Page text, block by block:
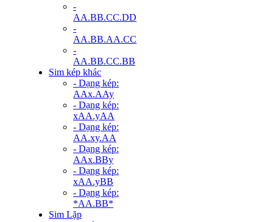
-
AA.BB.CC.DD
-
AA.BB.AA.CC
-
AA.BB.CC.BB
Sim kép khác
- Dạng kép:
AAx.AAy
- Dạng kép:
xAA.yAA
- Dạng kép:
AA.xy.AA
- Dạng kép:
AAx.BBy
- Dạng kép:
xAA.yBB
- Dạng kép:
*AA.BB*
Sim Lặp